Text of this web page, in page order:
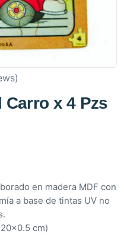
Carro x 4 Pzs
en madera MDF con
a base de tintas UV no
cm)